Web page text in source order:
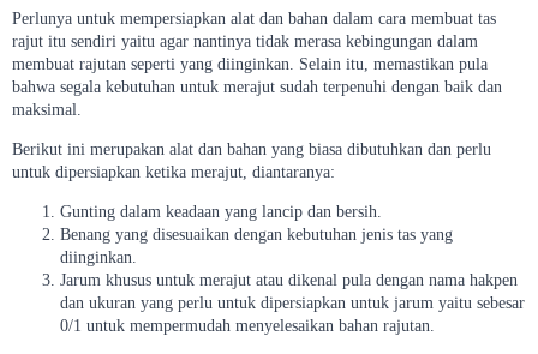
Perlunya untuk mempersiapkan alat dan bahan dalam cara membuat tas
rajut itu sendiri yaitu agar nantinya tidak merasa kebingungan dalam
membuat rajutan seperti yang diinginkan. Selain itu, memastikan pula
bahwa segala kebutuhan untuk merajut sudah terpenuhi dengan baik dan
maksimal.
Berikut ini merupakan alat dan bahan yang biasa dibutuhkan dan perlu
untuk dipersiapkan ketika merajut, diantaranya:
Gunting dalam keadaan yang lancip dan bersih.
Benang yang disesuaikan dengan kebutuhan jenis tas yang
diinginkan.
Jarum khusus untuk merajut atau dikenal pula dengan nama hakpen
dan ukuran yang perlu untuk dipersiapkan untuk jarum yaitu sebesar
0/1 untuk mempermudah menyelesaikan bahan rajutan.